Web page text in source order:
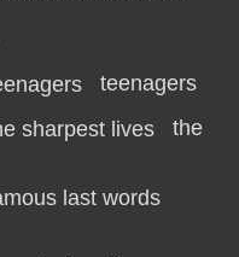
teenagers
the